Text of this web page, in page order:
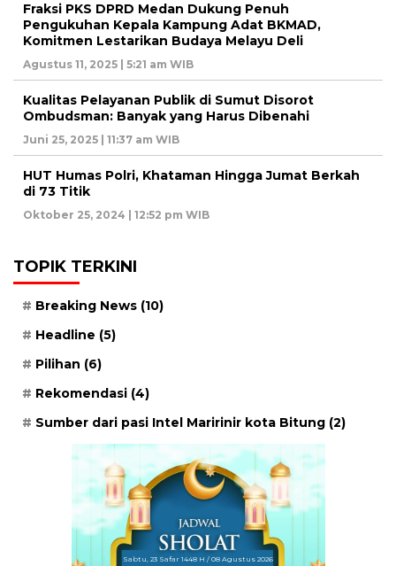
Fraksi PKS DPRD Medan Dukung Penuh
Pengukuhan Kepala Kampung Adat BKMAD,
Komitmen Lestarikan Budaya Melayu Deli
Agustus 11, 2025 | 5:21 am WIB
Kualitas Pelayanan Publik di Sumut Disorot
Ombudsman: Banyak yang Harus Dibenahi
Juni 25, 2025 | 11:37 am WIB
HUT Humas Polri, Khataman Hingga Jumat Berkah
di 73 Titik
Oktober 25, 2024 | 12:52 pm WIB
TOPIK TERKINI
Breaking News (10)
Headline (5)
Pilihan (6)
Rekomendasi (4)
Sumber dari pasi Intel Maririnir kota Bitung (2)
Sabtu, 23 Safar 1448 H / 08 Agustus 2026